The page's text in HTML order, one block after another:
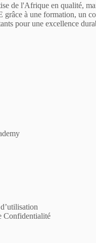
de l'Afrique en qualité,
grâce à une formation, un
pour une excellence
Confidentialité